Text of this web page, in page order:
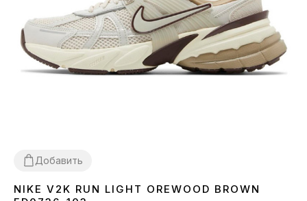
Добавить
3637 38394041 42 43 4445
NIKE V2K RUN LIGHT OREWOOD BROWN